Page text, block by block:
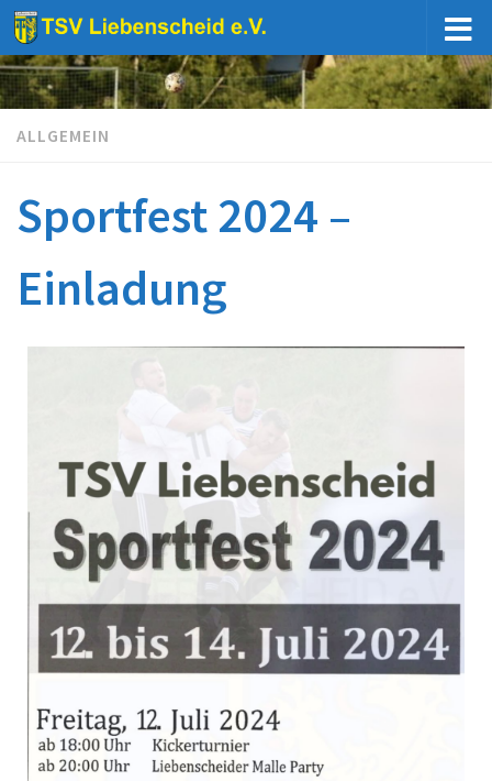
Unter dem Inhalt
ALLGEMEIN
Sportfest 2024 –
Einladung